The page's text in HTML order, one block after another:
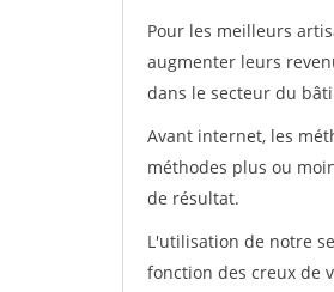
Pour les meilleurs
augmenter leurs
dans le secteur du
Avant internet, les
méthodes plus ou
de résultat.
L'utilisation de notre
fonction des creux de